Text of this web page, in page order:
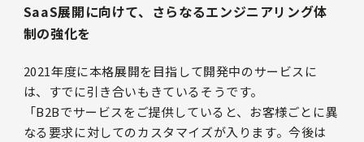
SaaS展開に向けて、さらなるエンジニアリング体
制の強化を
2021年度に本格展開を目指して開発中のサービスに
は、すでに引き合いもきているそうです。
「B2Bでサービスをご提供していると、お客様ごとに異
なる要求に対してのカスタマイズが入ります。今後は